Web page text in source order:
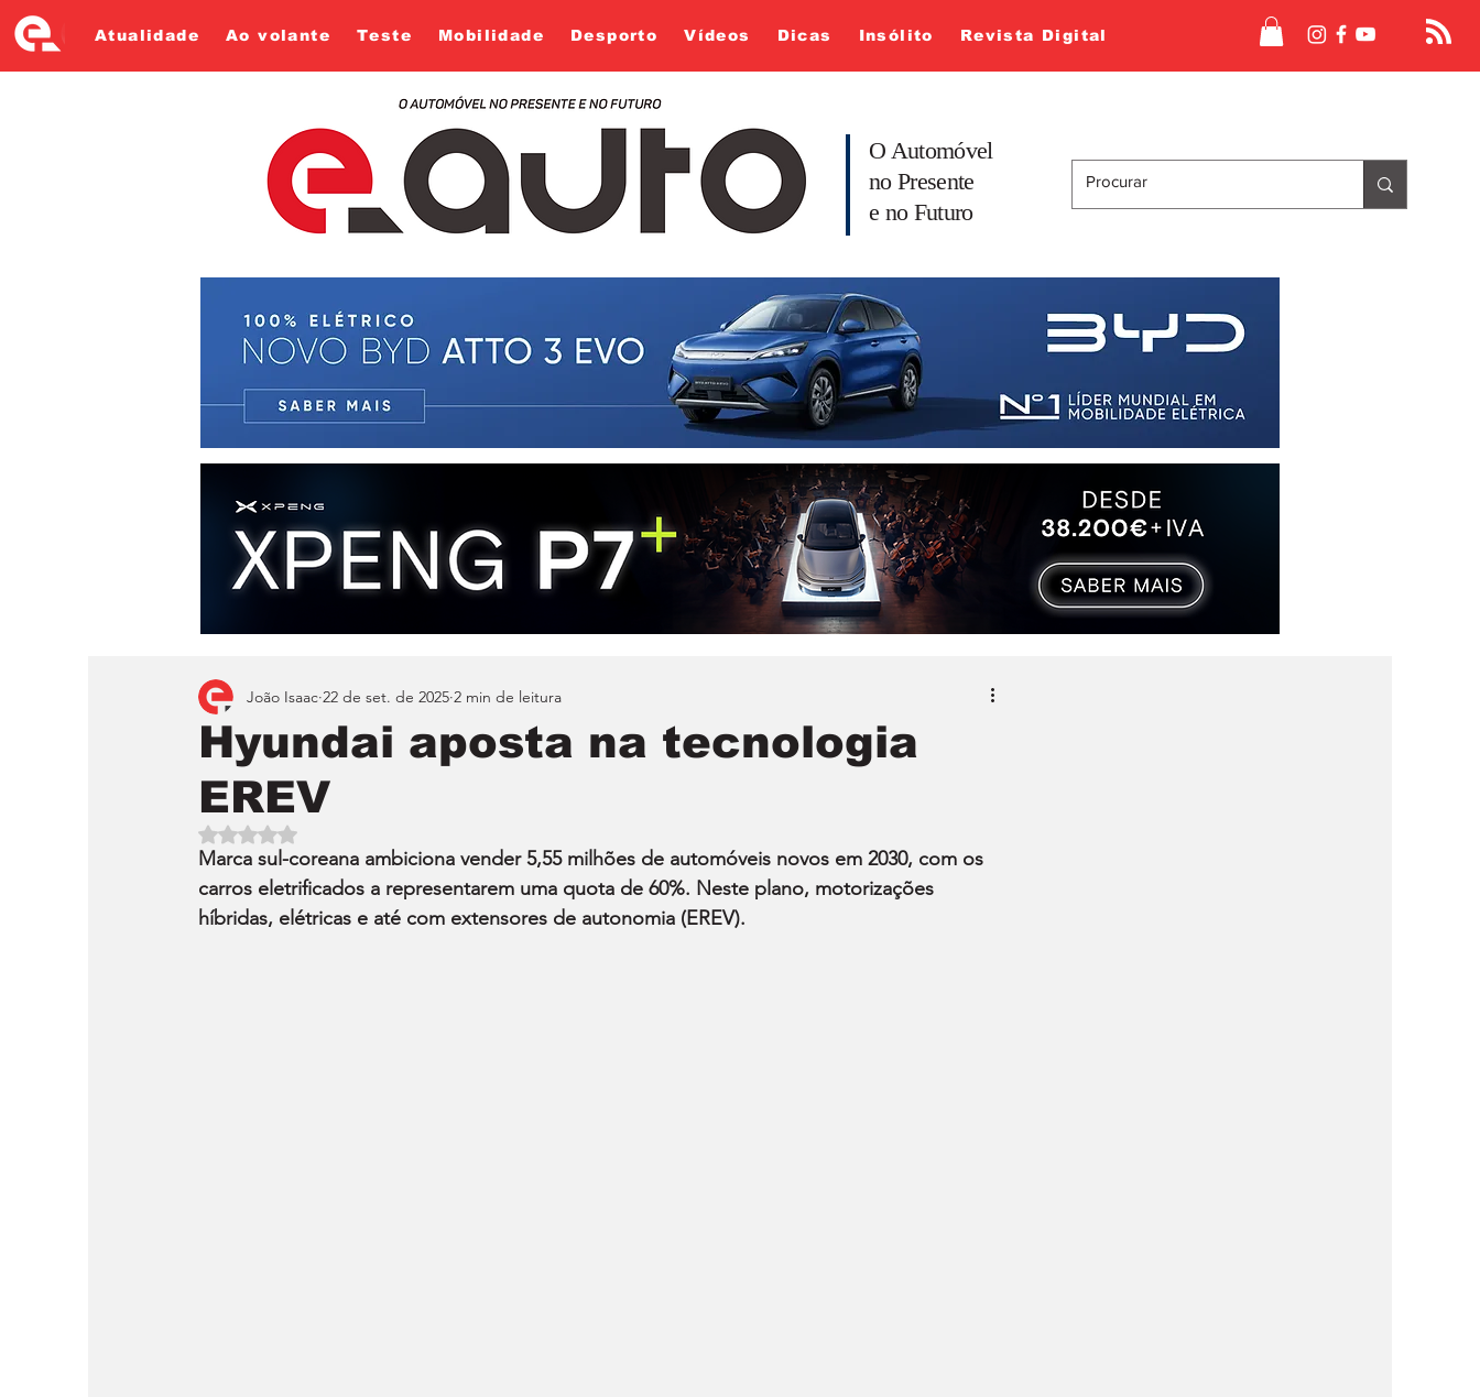
Atualidade Ao volante Teste Mobilidade Desporto Vídeos Dicas Insólito Revista Digital
O Automóvel
no Presente
e no Futuro
Hyundai aposta na tecnologia
EREV
João Isaac 22 de set. de 2025 2 min de leitura
Avaliado com NaN de 5 estrelas.
Marca sul-coreana ambiciona vender 5,55 milhões de automóveis novos em 2030, com os
carros eletrificados a representarem uma quota de 60%. Neste plano, motorizações
híbridas, elétricas e até com extensores de autonomia (EREV).